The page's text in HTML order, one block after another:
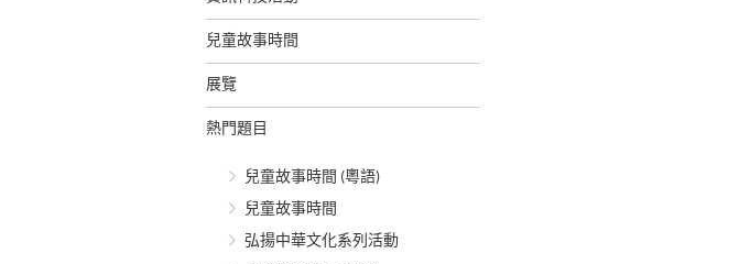
兒童故事時間
展覽
熱門題目
兒童故事時間 (粵語)
兒童故事時間
弘揚中華文化系列活動